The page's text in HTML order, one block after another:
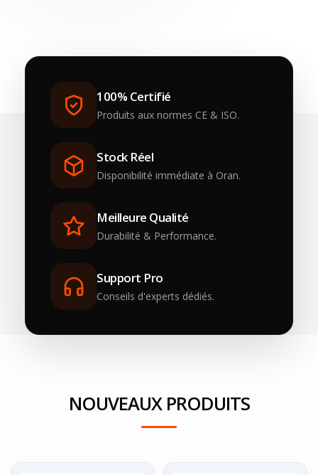
100% Certifié
Produits aux normes CE & ISO.
Stock Réel
Disponibilité immédiate à Oran.
Meilleure Qualité
Durabilité & Performance.
Support Pro
Conseils d'experts dédiés.
NOUVEAUX PRODUITS